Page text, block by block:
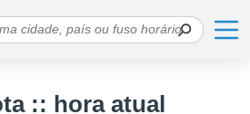
:: hora atual